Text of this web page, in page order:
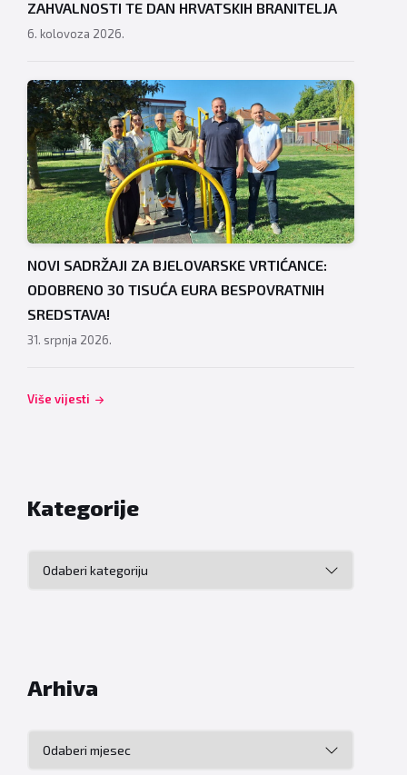
ZAHVALNOSTI TE DAN HRVATSKIH BRANITELJA
6. kolovoza 2026.
NOVI SADRŽAJI ZA BJELOVARSKE VRTIĆANCE:
ODOBRENO 30 TISUĆA EURA BESPOVRATNIH
SREDSTAVA!
31. srpnja 2026.
Više vijesti
Kategorije
Arhiva